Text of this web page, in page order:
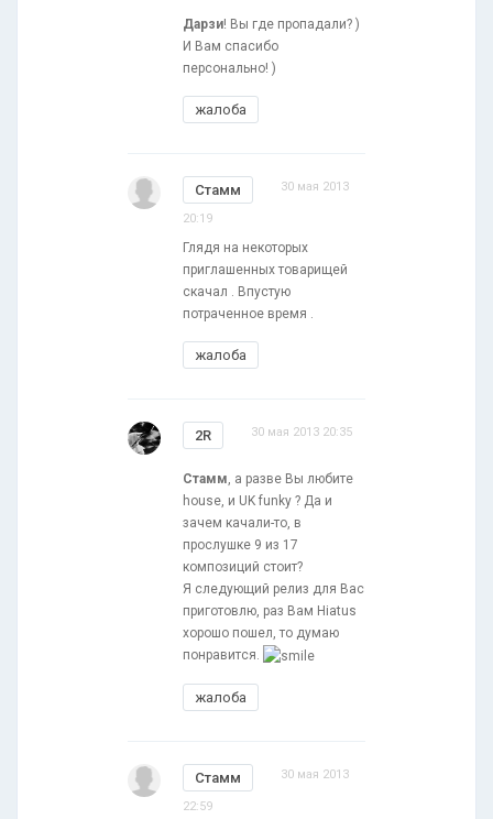
Дарзи! Вы где пропадали? )
И Вам спасибо
персонально! )
жалоба
Стамм 30 мая 2013
20:19
Глядя на некоторых
приглашенных товарищей
скачал . Впустую
потраченное время .
жалоба
2R 30 мая 2013 20:35
Стамм, а разве Вы любите
house, и UK funky ? Да и
зачем качали-то, в
прослушке 9 из 17
композиций стоит?
Я следующий релиз для Вас
приготовлю, раз Вам Hiatus
хорошо пошел, то думаю
понравится.
жалоба
Стамм 30 мая 2013
22:59